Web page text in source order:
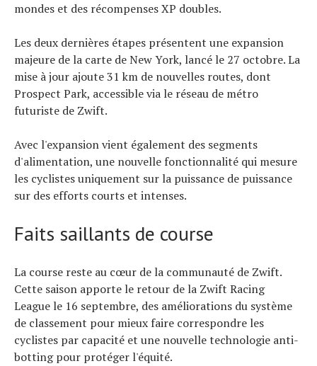
mondes et des récompenses XP doubles.
Les deux dernières étapes présentent une expansion
majeure de la carte de New York, lancé le 27 octobre. La
mise à jour ajoute 31 km de nouvelles routes, dont
Prospect Park, accessible via le réseau de métro
futuriste de Zwift.
Avec l'expansion vient également des segments
d'alimentation, une nouvelle fonctionnalité qui mesure
les cyclistes uniquement sur la puissance de puissance
sur des efforts courts et intenses.
Faits saillants de course
La course reste au cœur de la communauté de Zwift.
Cette saison apporte le retour de la Zwift Racing
League le 16 septembre, des améliorations du système
de classement pour mieux faire correspondre les
cyclistes par capacité et une nouvelle technologie anti-
botting pour protéger l'équité.